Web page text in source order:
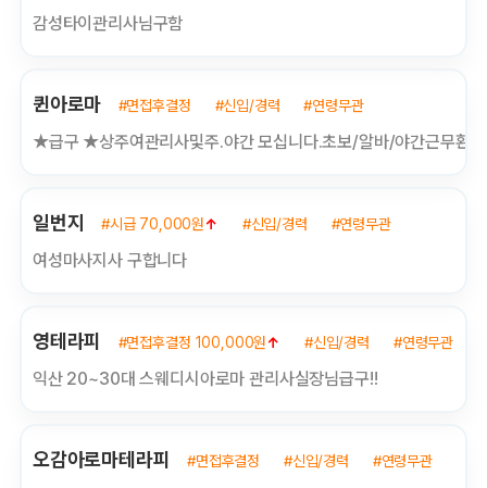
감성타이관리사님구함
퀸아로마 #면접후결정 #신입/경력 #연령무관
★급구 ★상주여관리사및주.야간 모십니다.초보/알바/야간근무환영
일번지 #시급 70,000원↑ #신입/경력 #연령무관
여성마사지사 구합니다
영테라피 #면접후결정 100,000원↑ #신입/경력 #연령무관
익산 20~30대 스웨디시아로마 관리사실장님급구!!
오감아로마테라피 #면접후결정 #신입/경력 #연령무관